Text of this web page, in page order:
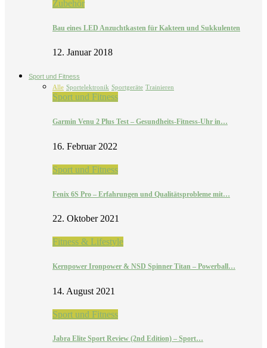
Zubehör
Bau eines LED Anzuchtkasten für Kakteen und Sukkulenten
12. Januar 2018
Sport und Fitness
Alle Sportelektronik Sportgeräte Trainieren
Sport und Fitness
Garmin Venu 2 Plus Test – Gesundheits-Fitness-Uhr in…
16. Februar 2022
Sport und Fitness
Fenix 6S Pro – Erfahrungen und Qualitätsprobleme mit…
22. Oktober 2021
Fitness & Lifestyle
Kernpower Ironpower & NSD Spinner Titan – Powerball…
14. August 2021
Sport und Fitness
Jabra Elite Sport Review (2nd Edition) – Sport…